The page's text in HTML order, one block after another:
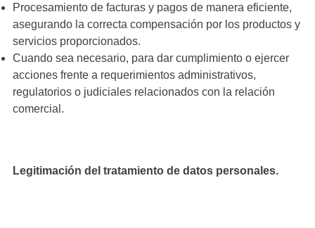
Procesamiento de facturas y pagos de manera eficiente,
asegurando la correcta compensación por los productos y
servicios proporcionados.
Cuando sea necesario, para dar cumplimiento o ejercer
acciones frente a requerimientos administrativos,
regulatorios o judiciales relacionados con la relación
comercial.
Legitimación del tratamiento de datos personales.